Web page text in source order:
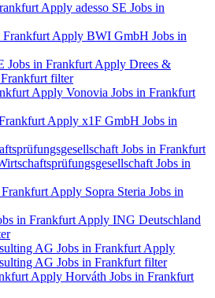
Apply adesso SE Jobs in
Apply BWI GmbH Jobs in
Jobs in Frankfurt Apply Drees &
filter
Apply Vonovia Jobs in Frankfurt
Apply x1F GmbH Jobs in
Jobs in Frankfurt
Jobs in
Frankfurt Apply Sopra Steria Jobs in
in Frankfurt Apply ING Deutschland
AG Jobs in Frankfurt Apply
AG Jobs in Frankfurt filter
Apply Horváth Jobs in Frankfurt